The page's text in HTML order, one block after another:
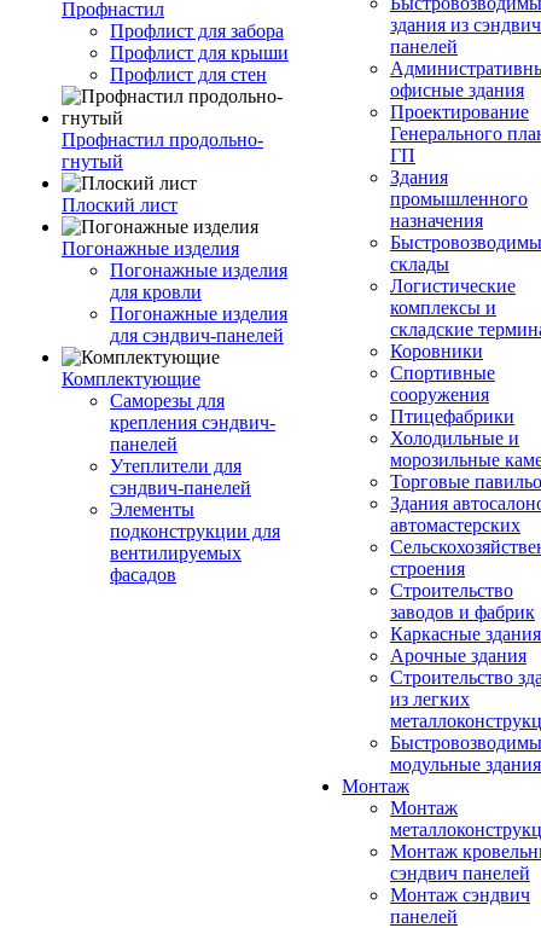
Профнастил
Профлист для забора
Профлист для крыши
Профлист для стен
Профнастил продольно-
гнутый
Плоский лист
Погонажные изделия
Погонажные изделия
для кровли
Погонажные изделия
для сэндвич-панелей
Комплектующие
Саморезы для
крепления сэндвич-
панелей
Утеплители для
сэндвич-панелей
Элементы
подконструкции для
вентилируемых
фасадов
здания из сэндвич
панелей
офисные здания
Проектирование
Генерального
ГП
Здания
промышленного
назначения
склады
Логистические
комплексы и
складские
Коровники
Спортивные
сооружения
Птицефабрики
Холодильные и
морозильные
Торговые
Здания
автомастерских
строения
Строительство
заводов и фабрик
Каркасные здания
Арочные здания
Строительство
из легких
модульные здания
Монтаж
Монтаж
Монтаж
сэндвич панелей
Монтаж сэндвич
панелей